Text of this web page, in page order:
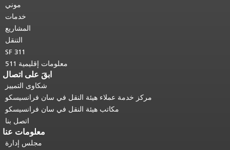
موني
خدمات
المشاريع
التنقل
SF 311
معلومات إقليمية 511
ابقَ على اتصال
شكاوى التمييز
مركز خدمة عملاء هيئة النقل في سان فرانسيسكو
مكاتب هيئة النقل في سان فرانسيسكو
اتصل بنا
معلومات عنا
مجلس إدارة